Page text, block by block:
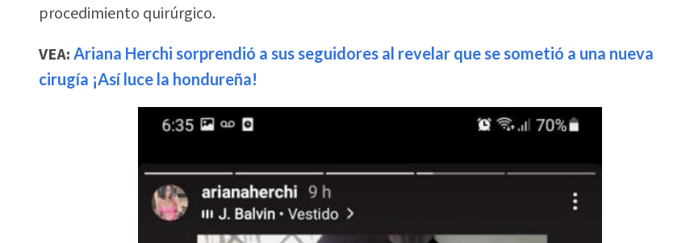
procedimiento quirúrgico.
VEA: Ariana Herchi sorprendió a sus seguidores al revelar que se sometió a una nueva
cirugía ¡Así luce la hondureña!